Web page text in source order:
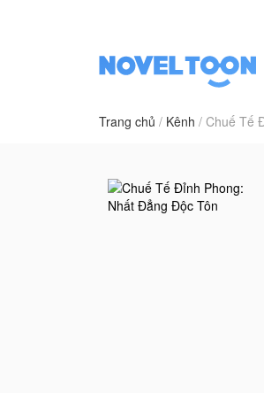
Trang chủ Kênh Chuế Tế